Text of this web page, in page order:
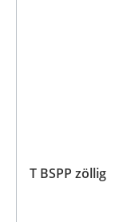
T BSPP zöllig